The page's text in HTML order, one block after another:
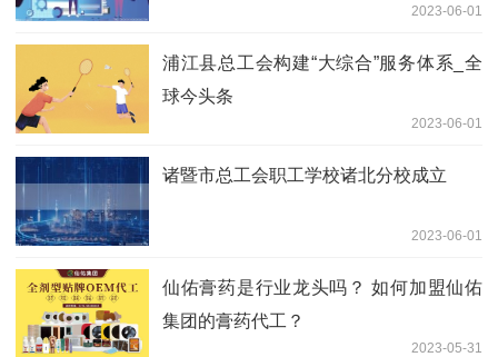
2023-06-01
浦江县总工会构建“大综合”服务体系_全
球今头条
2023-06-01
诸暨市总工会职工学校诸北分校成立
2023-06-01
仙佑膏药是行业龙头吗？ 如何加盟仙佑
集团的膏药代工？
2023-05-31